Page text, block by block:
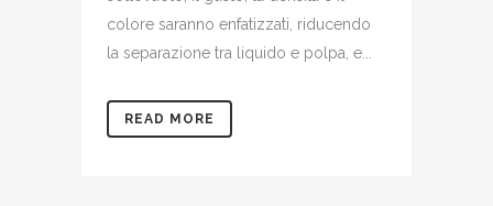
colore saranno enfatizzati, riducendo
la separazione tra liquido e polpa, e...
READ MORE